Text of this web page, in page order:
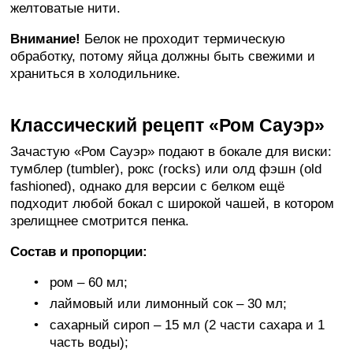
желтоватые нити.
Внимание! Белок не проходит термическую
обработку, потому яйца должны быть свежими и
храниться в холодильнике.
Классический рецепт «Ром Сауэр»
Зачастую «Ром Сауэр» подают в бокале для виски:
тумблер (tumbler), рокс (rocks) или олд фэшн (old
fashioned), однако для версии с белком ещё
подходит любой бокал с широкой чашей, в котором
зрелищнее смотрится пенка.
Состав и пропорции:
ром – 60 мл;
лаймовый или лимонный сок – 30 мл;
сахарный сироп – 15 мл (2 части сахара и 1
часть воды);